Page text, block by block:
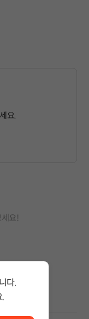
요.
요!
다.